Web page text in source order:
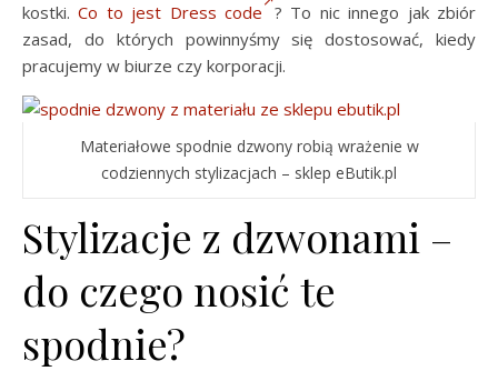
kostki.Co to jest Dress code
? To nic innego jak zbiór
zasad, do których powinnyśmy się dostosować, kiedy
pracujemy w biurze czy korporacji.
Materiałowe spodnie dzwony robią wrażenie w
codziennych stylizacjach – sklep eButik.pl
Stylizacje z dzwonami –
do czego nosić te
spodnie?